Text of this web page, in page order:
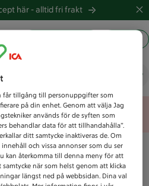
här -alltid fri frakt
idag?
error
får tillgång till personuppgifter som
på din enhet. Genom att välja Jag
används för de syften som
behandlar data för att tillhandahålla”.
ditt samtycke inaktiveras de. Om
och vissa annonser som du ser
kan återkomma till denna meny för att
när som helst genom att klicka
längst ned på webbsidan. Dina val